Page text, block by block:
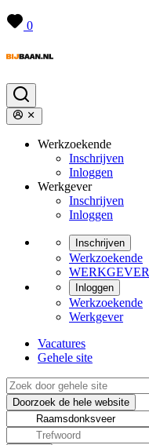
0
Werkzoekende
Inschrijven
Inloggen
Werkgever
Inschrijven
Inloggen
Inschrijven
Werkzoekende
WERKGEVER
Inloggen
Werkzoekende
Werkgever
Vacatures
Gehele site